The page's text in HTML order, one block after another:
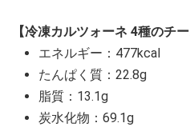
【冷凍カルツォーネ 4種のチー
エネルギー：477kcal
たんぱく質：22.8g
脂質：13.1g
炭水化物：69.1g